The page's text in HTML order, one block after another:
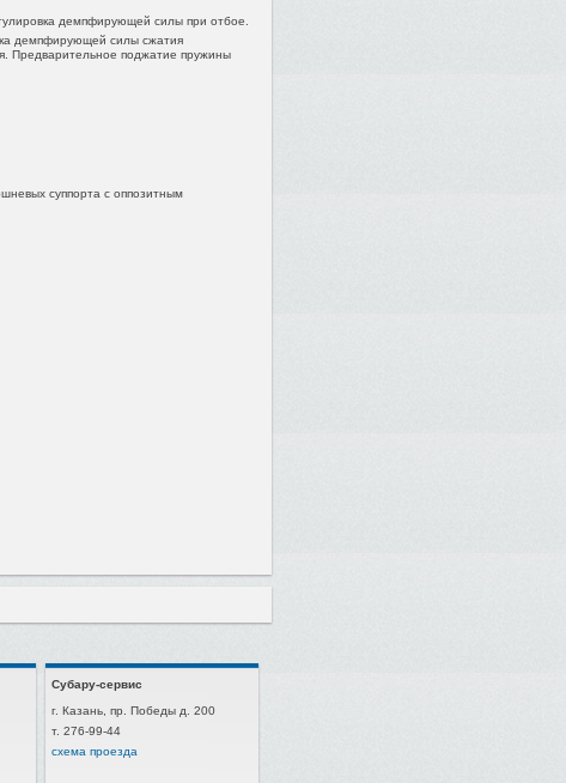
демпфирующей силы при отбое.
демпфирующей силы сжатия
Предварительное поджатие пружины
суппорта с оппозитным
Субару-сервис
г. Казань, пр. Победы д. 200
т. 276-99-44
схема проезда